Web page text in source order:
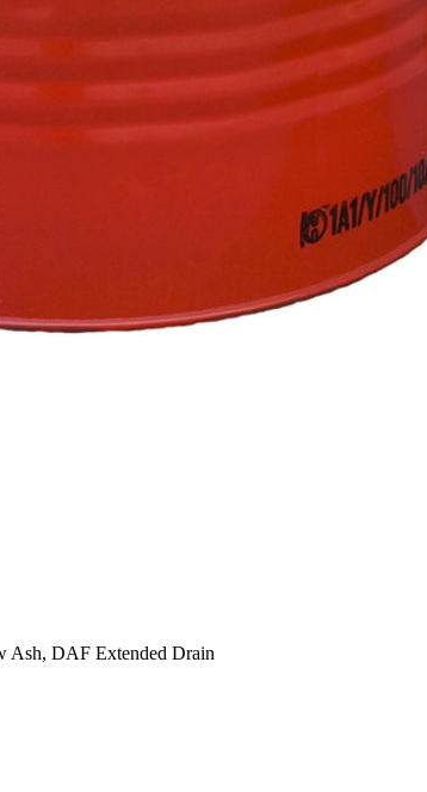
Ash, DAF Extended Drain